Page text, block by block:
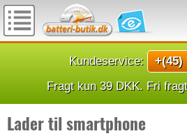
Kundeservice:
+(45)
Fragt kun 39 DKK. Fri
Lader til smartphone